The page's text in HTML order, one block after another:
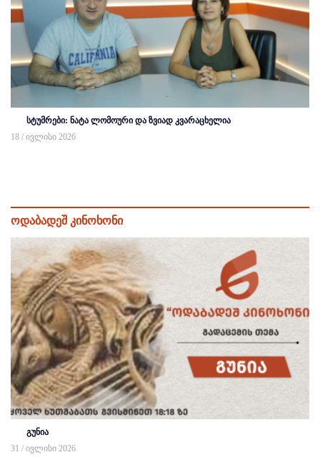
სტუმრები: ნატა ლომოური და ზვიად კვარაცხელია
18 / ივლისი 2026
ოდაბადეშ კინოხონი
გუნია
31 / ივლისი 2026